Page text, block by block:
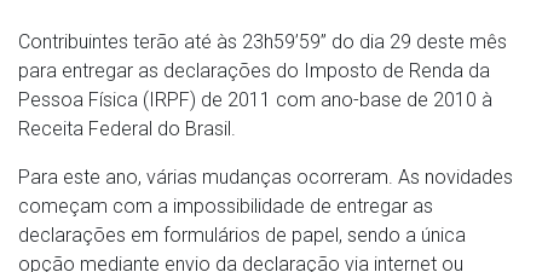
Contribuintes terão até às 23h59’59” do dia 29 deste mês
para entregar as declarações do Imposto de Renda da
Pessoa Física (IRPF) de 2011 com ano-base de 2010 à
Receita Federal do Brasil.
Para este ano, várias mudanças ocorreram. As novidades
começam com a impossibilidade de entregar as
declarações em formulários de papel, sendo a única
opção mediante envio da declaração via internet ou